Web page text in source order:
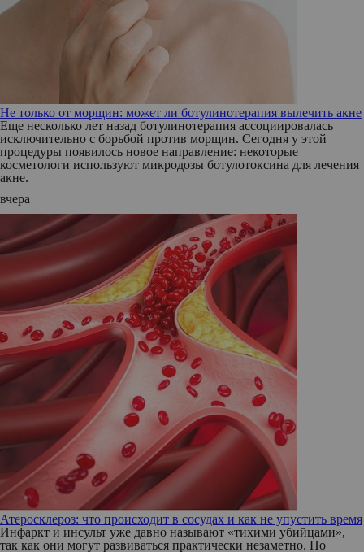
Не только от морщин: может ли ботулинотерапия вылечить акне
Еще несколько лет назад ботулинотерапия ассоциировалась
исключительно с борьбой против морщин. Сегодня у этой
процедуры появилось новое направление: некоторые
косметологи используют микродозы ботулотоксина для лечения
акне.
вчера
Атеросклероз: что происходит в сосудах и как не упустить время
Инфаркт и инсульт уже давно называют «тихими убийцами»,
так как они могут развиваться практически незаметно. По